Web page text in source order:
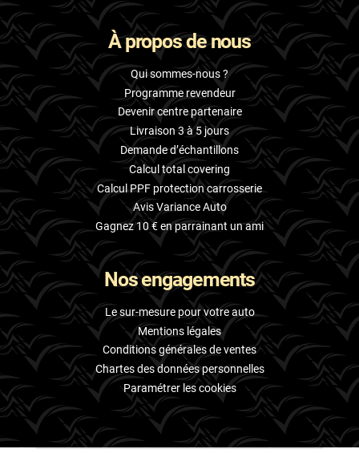
À propos de nous
Qui sommes-nous ?
Programme revendeur
Devenir centre partenaire
Livraison 3 à 5 jours
Demande d’échantillons
Calcul total covering
Calcul PPF protection carrosserie
Avis Variance Auto
Gagnez 10 € en parrainant un ami
Nos engagements
Le sur-mesure pour votre auto
Mentions légales
Conditions générales de ventes
Chartes des données personnelles
Paramétrer les cookies